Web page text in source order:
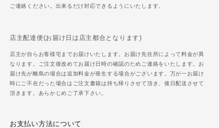
ご連絡ください。出来るだけ対応できるようにいたします。
店主配達便(お届け日は店主都合となります)
店主が自らお客様宅までお届けいたします。お届け先住所によって料金が異
なります。ご注文後改めてお届け日時の確認のためご連絡をいたします。お
届け先が離島の場合は追加料金が発生する場合がございます。万が一お届け
時にご不在だった場合はご注文書籍は持ち帰りさせて頂き、後日配送させて
頂きます。あらかじめご了承下さい。
お支払い方法について